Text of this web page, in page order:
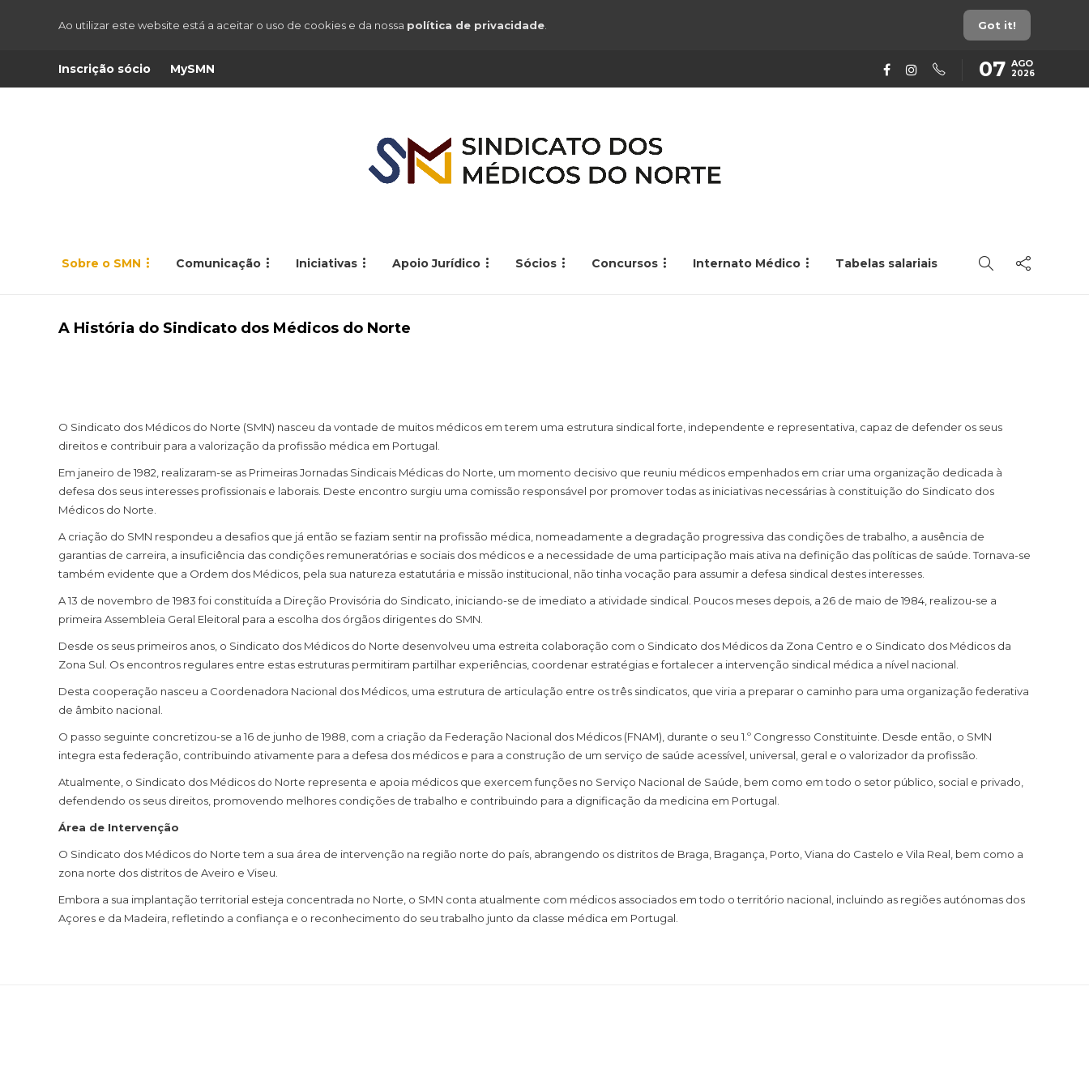
Ao utilizar este website está a aceitar o uso de cookies e da nossa política de privacidade Got it!
Inscrição sócio MySMN 07 AGO
2026
Sobre o SMN Comunicação Iniciativas Apoio Jurídico Sócios Concursos Internato Médico Tabelas salariais
A História do Sindicato dos Médicos do Norte
O Sindicato dos Médicos do Norte (SMN) nasceu da vontade de muitos médicos em terem uma estrutura sindical forte, independente e representativa, capaz de defender os seus
direitos e contribuir para a valorização da profissão médica em Portugal.
Em janeiro de 1982, realizaram-se as Primeiras Jornadas Sindicais Médicas do Norte, um momento decisivo que reuniu médicos empenhados em criar uma organização dedicada à
defesa dos seus interesses profissionais e laborais. Deste encontro surgiu uma comissão responsável por promover todas as iniciativas necessárias à constituição do Sindicato dos
Médicos do Norte.
A criação do SMN respondeu a desafios que já então se faziam sentir na profissão médica, nomeadamente a degradação progressiva das condições de trabalho, a ausência de
garantias de carreira, a insuficiência das condições remuneratórias e sociais dos médicos e a necessidade de uma participação mais ativa na definição das políticas de saúde. Tornava-se
também evidente que a Ordem dos Médicos, pela sua natureza estatutária e missão institucional, não tinha vocação para assumir a defesa sindical destes interesses.
A 13 de novembro de 1983 foi constituída a Direção Provisória do Sindicato, iniciando-se de imediato a atividade sindical. Poucos meses depois, a 26 de maio de 1984, realizou-se a
primeira Assembleia Geral Eleitoral para a escolha dos órgãos dirigentes do SMN.
Desde os seus primeiros anos, o Sindicato dos Médicos do Norte desenvolveu uma estreita colaboração com o Sindicato dos Médicos da Zona Centro e o Sindicato dos Médicos da
Zona Sul. Os encontros regulares entre estas estruturas permitiram partilhar experiências, coordenar estratégias e fortalecer a intervenção sindical médica a nível nacional.
Desta cooperação nasceu a Coordenadora Nacional dos Médicos, uma estrutura de articulação entre os três sindicatos, que viria a preparar o caminho para uma organização federativa
de âmbito nacional.
O passo seguinte concretizou-se a 16 de junho de 1988, com a criação da Federação Nacional dos Médicos (FNAM), durante o seu 1.º Congresso Constituinte. Desde então, o SMN
integra esta federação, contribuindo ativamente para a defesa dos médicos e para a construção de um serviço de saúde acessível, universal, geral e o valorizador da profissão.
Atualmente, o Sindicato dos Médicos do Norte representa e apoia médicos que exercem funções no Serviço Nacional de Saúde, bem como em todo o setor público, social e privado,
defendendo os seus direitos, promovendo melhores condições de trabalho e contribuindo para a dignificação da medicina em Portugal.
Área de Intervenção
O Sindicato dos Médicos do Norte tem a sua área de intervenção na região norte do país, abrangendo os distritos de Braga, Bragança, Porto, Viana do Castelo e Vila Real, bem como a
zona norte dos distritos de Aveiro e Viseu.
Embora a sua implantação territorial esteja concentrada no Norte, o SMN conta atualmente com médicos associados em todo o território nacional, incluindo as regiões autónomas dos
Açores e da Madeira, refletindo a confiança e o reconhecimento do seu trabalho junto da classe médica em Portugal.